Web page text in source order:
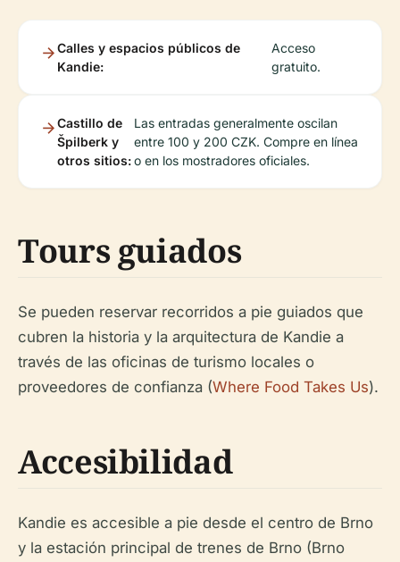
Calles y espacios públicos de
Kandie:
Acceso
gratuito.
Castillo de
Špilberk y
otros sitios:
Las entradas generalmente oscilan
entre 100 y 200 CZK. Compre en línea
o en los mostradores oficiales.
Tours guiados
Se pueden reservar recorridos a pie guiados que
cubren la historia y la arquitectura de Kandie a
través de las oficinas de turismo locales o
proveedores de confianza (Where Food Takes Us).
Accesibilidad
Kandie es accesible a pie desde el centro de Brno
y la estación principal de trenes de Brno (Brno